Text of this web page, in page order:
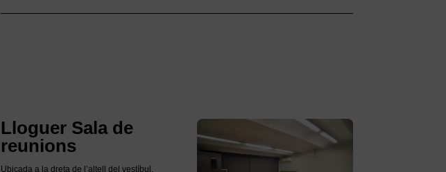
Lloguer Sala de
reunions
Ubicada a la dreta de l’altell del vestíbul.